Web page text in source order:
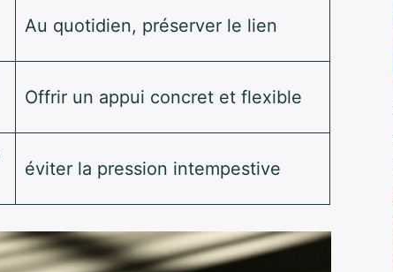
Au quotidien, préserver le lien
Offrir un appui concret et flexible
éviter la pression intempestive